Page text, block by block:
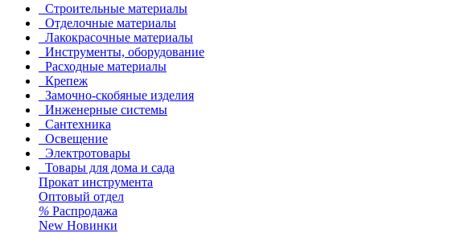
Строительные материалы
Отделочные материалы
Лакокрасочные материалы
Инструменты, оборудование
Расходные материалы
Крепеж
Замочно-скобяные изделия
Инженерные системы
Сантехника
Освещение
Электротовары
Товары для дома и сада
Прокат инструмента
Оптовый отдел
% Распродажа
New Новинки